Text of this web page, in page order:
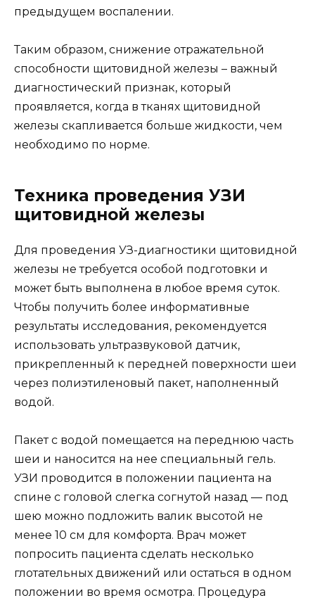
предыдущем воспалении.
Таким образом, снижение отражательной
способности щитовидной железы – важный
диагностический признак, который
проявляется, когда в тканях щитовидной
железы скапливается больше жидкости, чем
необходимо по норме.
Техника проведения УЗИ
щитовидной железы
Для проведения УЗ-диагностики щитовидной
железы не требуется особой подготовки и
может быть выполнена в любое время суток.
Чтобы получить более информативные
результаты исследования, рекомендуется
использовать ультразвуковой датчик,
прикрепленный к передней поверхности шеи
через полиэтиленовый пакет, наполненный
водой.
Пакет с водой помещается на переднюю часть
шеи и наносится на нее специальный гель.
УЗИ проводится в положении пациента на
спине с головой слегка согнутой назад — под
шею можно подложить валик высотой не
менее 10 см для комфорта. Врач может
попросить пациента сделать несколько
глотательных движений или остаться в одном
положении во время осмотра. Процедура